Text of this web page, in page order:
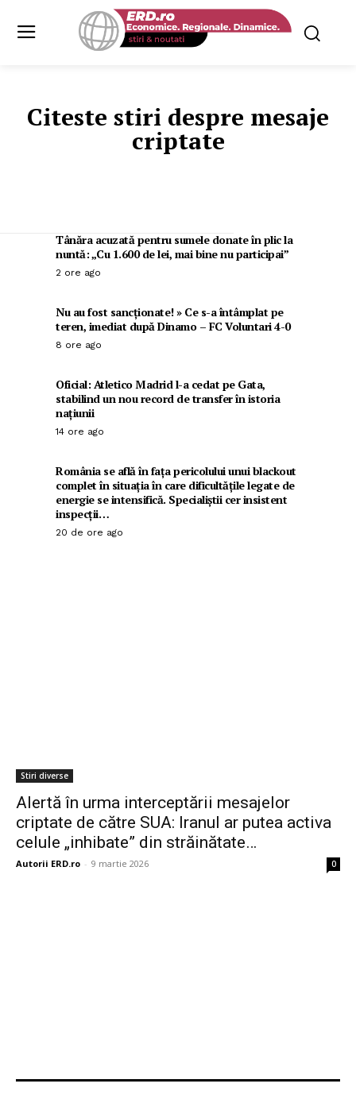
Citeste stiri despre mesaje
criptate
Tânăra acuzată pentru sumele donate în plic la
nuntă: „Cu 1.600 de lei, mai bine nu participai”
2 ore ago
Nu au fost sancționate! » Ce s-a întâmplat pe
teren, imediat după Dinamo – FC Voluntari 4-0
8 ore ago
Oficial: Atletico Madrid l-a cedat pe Gata,
stabilind un nou record de transfer în istoria
națiunii
14 ore ago
România se află în fața pericolului unui blackout
complet în situația în care dificultățile legate de
energie se intensifică. Specialiștii cer insistent
inspecții…
20 de ore ago
Stiri diverse
Alertă în urma interceptării mesajelor
criptate de către SUA: Iranul ar putea activa
celule „inhibate” din străinătate…
Autorii ERD.ro - 9 martie 2026 0